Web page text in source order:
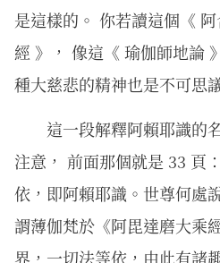
是這樣的。 你若讀這個《
經 》， 像這《 瑜伽師地論
種大慈悲的精神也是不可思
這一段解釋阿賴耶識的
注意， 前面那個就是 33 頁
依，即阿賴耶識。世尊何處
謂薄伽梵於《阿毘達磨大乘
界，一切法等依，由此有諸